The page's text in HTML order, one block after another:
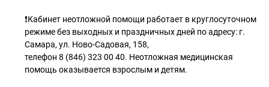
❗Кабинет неотложной помощи работает в круглосуточном
режиме без выходных и праздничных дней по адресу: г.
Самара, ул. Ново-Садовая, 158,
телефон 8 (846) 323 00 40. Неотложная медицинская
помощь оказывается взрослым и детям.